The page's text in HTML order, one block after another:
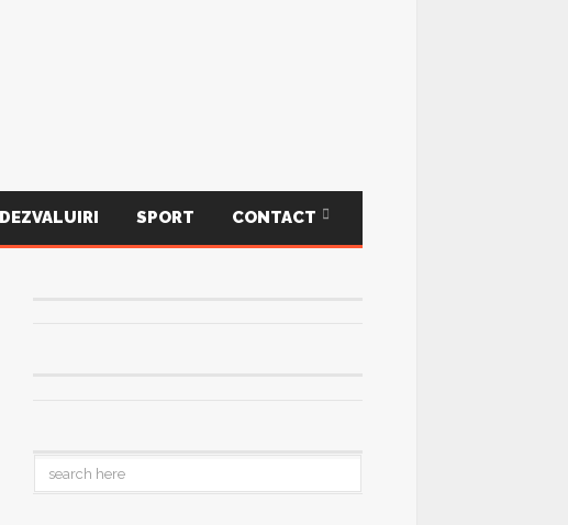
DEZVALUIRI SPORT CONTACT